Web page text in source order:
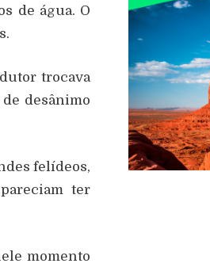
de água. O
trocava
desânimo
felídeos,
ter
momento